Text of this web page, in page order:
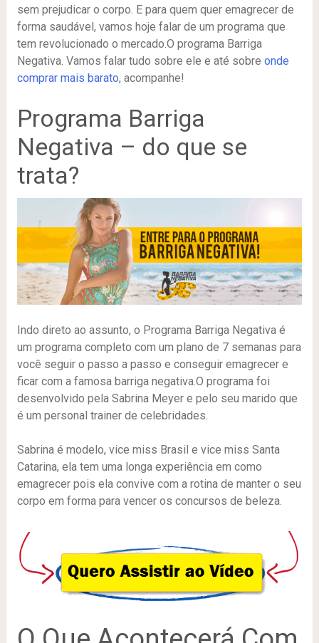
sem prejudicar o corpo. E para quem quer emagrecer de
forma saudável, vamos hoje falar de um programa que
tem revolucionado o mercado.O programa Barriga
Negativa. Vamos falar tudo sobre ele e até sobre onde
comprar mais barato, acompanhe!
Programa Barriga
Negativa – do que se
trata?
Indo direto ao assunto, o Programa Barriga Negativa é
um programa completo com um plano de 7 semanas para
você seguir o passo a passo e conseguir emagrecer e
ficar com a famosa barriga negativa.O programa foi
desenvolvido pela Sabrina Meyer e pelo seu marido que
é um personal trainer de celebridades.
Sabrina é modelo, vice miss Brasil e vice miss Santa
Catarina, ela tem uma longa experiência em como
emagrecer pois ela convive com a rotina de manter o seu
corpo em forma para vencer os concursos de beleza.